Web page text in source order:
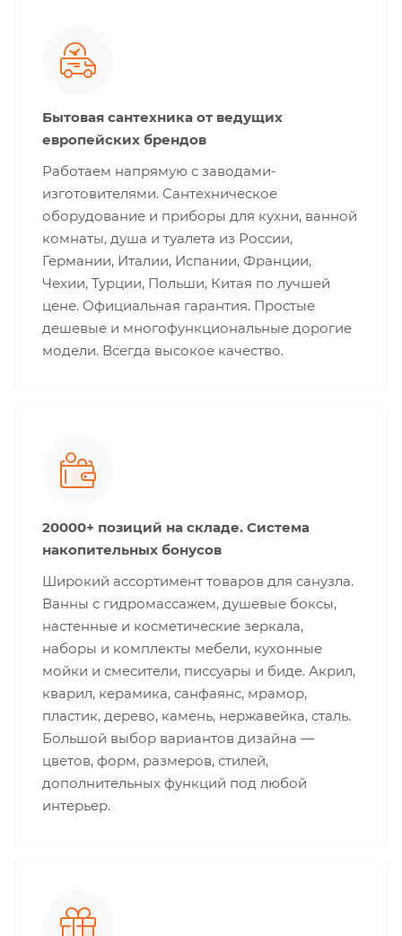
Бытовая сантехника от ведущих
европейских брендов
Работаем напрямую с заводами-
изготовителями. Сантехническое
оборудование и приборы для кухни, ванной
комнаты, душа и туалета из России,
Германии, Италии, Испании, Франции,
Чехии, Турции, Польши, Китая по лучшей
цене. Официальная гарантия. Простые
дешевые и многофункциональные дорогие
модели. Всегда высокое качество.
20000+ позиций на складе. Система
накопительных бонусов
Широкий ассортимент товаров для санузла.
Ванны с гидромассажем, душевые боксы,
настенные и косметические зеркала,
наборы и комплекты мебели, кухонные
мойки и смесители, писсуары и биде. Акрил,
кварил, керамика, санфаянс, мрамор,
пластик, дерево, камень, нержавейка, сталь.
Большой выбор вариантов дизайна —
цветов, форм, размеров, стилей,
дополнительных функций под любой
интерьер.